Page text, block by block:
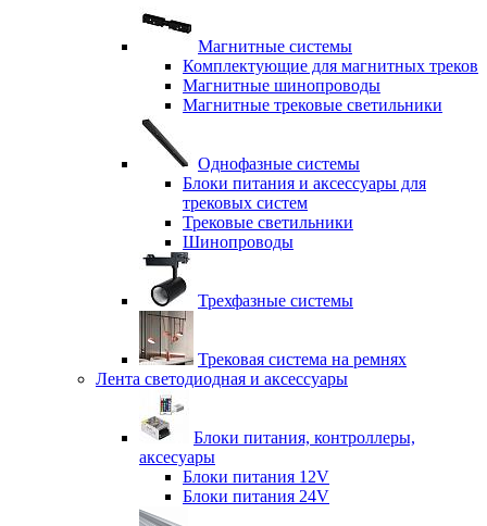
Магнитные системы
Комплектующие для магнитных треков
Магнитные шинопроводы
Магнитные трековые светильники
Однофазные системы
Блоки питания и аксессуары для
трековых систем
Трековые светильники
Шинопроводы
Трехфазные системы
Трековая система на ремнях
Лента светодиодная и аксессуары
Блоки питания, контроллеры,
аксесуары
Блоки питания 12V
Блоки питания 24V